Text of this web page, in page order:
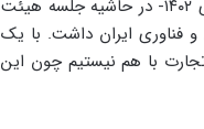
صبح امروز -چهارشنبه ۲۰ دی ۱۴۰۲- در حاشیه جلسه هیئت
فناوری ایران داشت. با یک
با هم نیستیم چون این